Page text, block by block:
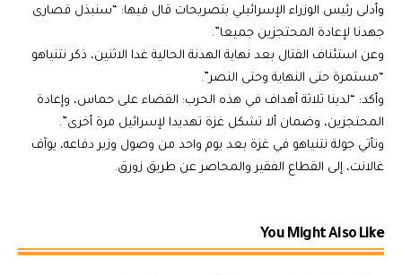
وأدلى رئيس الوزراء الإسرائيلي بتصريحات قال فيها: “سنبذل قصارى
جهدنا لإعادة المحتجزين جميعا”.
وعن استئناف القتال بعد نهاية الهدنة الحالية غدا الاثنين، ذكر نتنياهو
“مستمرة حتى النهاية وحتى النصر”.
وأكد: “لدينا ثلاثة أهداف في هذه الحرب: القضاء على حماس، وإعادة
المحتجزين، وضمان ألا تشكل غزة تهديدا لإسرائيل مرة أخرى”.
وتأتي جولة نتنياهو في غزة بعد يوم واحد من وصول وزير دفاعه، يوآف
غالانت، إلى القطاع الفقير والمحاصر عن طريق زورق.
You Might Also Like